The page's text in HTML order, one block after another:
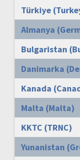
Türkiye
Almanya
Bulgaristan
Danimarka
Kanada
Malta (Malta)
KKTC (TRNC)
Yunanistan